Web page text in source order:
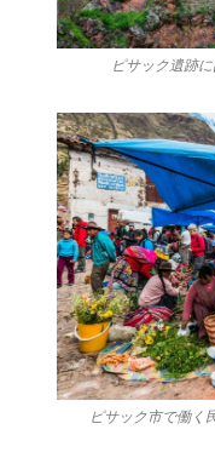
ピサック遺跡
ピサック市で働く